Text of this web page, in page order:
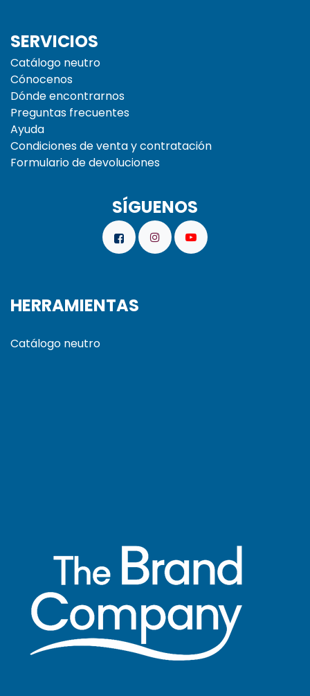
SERVICIOS
Catálogo neutro
Cónocenos
Dónde encontrarnos
Preguntas frecuentes
Ayuda
Condiciones de venta y contratación
Formulario de devoluciones
SÍGUENOS
HERRAMIENTAS
Catálogo neutro